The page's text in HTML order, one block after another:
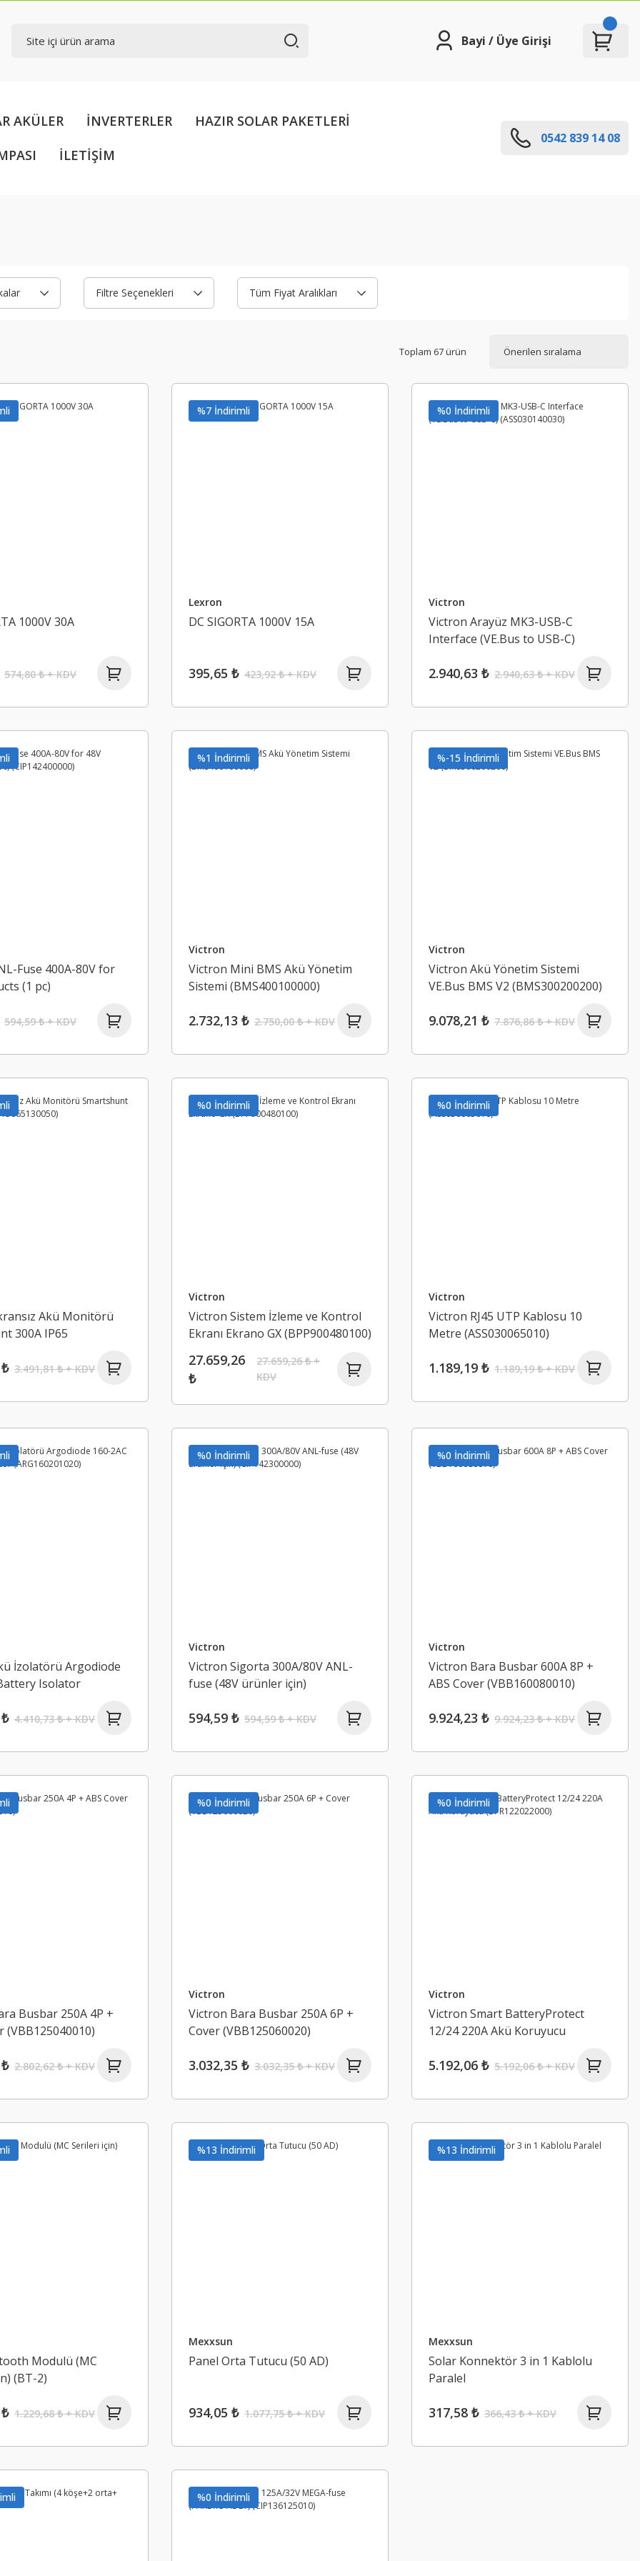
Bayi / Üye Girişi
AKÜLER İNVERTERLER
HAZIR SOLAR PAKETLERİ
İLETİŞİM
0542 839 14 08
Filtre Seçenekleri Tüm Fiyat Aralıkları
Toplam 67 ürün
1000V 30A
574,80 ₺ + KDV
%7 İndirimli
Lexron
DC SIGORTA 1000V 15A
395,65 ₺ 423,92 ₺ + KDV
%0 İndirimli
Victron
Victron Arayüz MK3-USB-C
Interface (VE.Bus to USB-C)
2.940,63 ₺ 2.940,63 ₺ + KDV
Fuse 400A-80V for
(1 pc)
594,59 ₺ + KDV
%1 İndirimli
Victron
Victron Mini BMS Akü Yönetim
Sistemi (BMS400100000)
2.732,13 ₺ 2.750,00 ₺ + KDV
%-15 İndirimli
Victron
Victron Akü Yönetim Sistemi
VE.Bus BMS V2 (BMS300200200)
9.078,21 ₺ 7.876,86 ₺ + KDV
Akü Monitörü
300A IP65
3.491,81 ₺ + KDV
%0 İndirimli
Victron
Victron Sistem İzleme ve Kontrol
Ekranı Ekrano GX (BPP900480100)
27.659,26
₺
27.659,26 ₺ +
KDV
%0 İndirimli
Victron
Victron RJ45 UTP Kablosu 10
Metre (ASS030065010)
1.189,19 ₺ 1.189,19 ₺ + KDV
İzolatörü Argodiode
Isolator
4.410,73 ₺ + KDV
%0 İndirimli
Victron
Victron Sigorta 300A/80V ANL-
fuse (48V ürünler için)
594,59 ₺ 594,59 ₺ + KDV
%0 İndirimli
Victron
Victron Bara Busbar 600A 8P +
ABS Cover (VBB160080010)
9.924,23 ₺ 9.924,23 ₺ + KDV
Busbar 250A 4P +
(VBB125040010)
2.802,62 ₺ + KDV
%0 İndirimli
Victron
Victron Bara Busbar 250A 6P +
Cover (VBB125060020)
3.032,35 ₺ 3.032,35 ₺ + KDV
%0 İndirimli
Victron
Victron Smart BatteryProtect
12/24 220A Akü Koruyucu
5.192,06 ₺ 5.192,06 ₺ + KDV
Modulü (MC
(BT-2)
1.229,68 ₺ + KDV
%13 İndirimli
Mexxsun
Panel Orta Tutucu (50 AD)
934,05 ₺ 1.077,75 ₺ + KDV
%13 İndirimli
Mexxsun
Solar Konnektör 3 in 1 Kablolu
Paralel
317,58 ₺ 366,43 ₺ + KDV
%0 İndirimli